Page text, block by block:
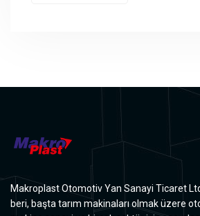
Makroplast Otomotiv Yan Sanayi Ticaret
beri, başta tarım makinaları olmak üzere